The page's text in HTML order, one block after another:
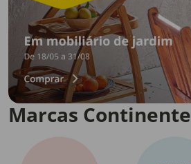
Marcas Continente